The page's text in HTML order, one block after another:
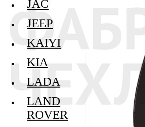
JAC
JEEP
KAIYI
KIA
LADA
LAND
ROVER